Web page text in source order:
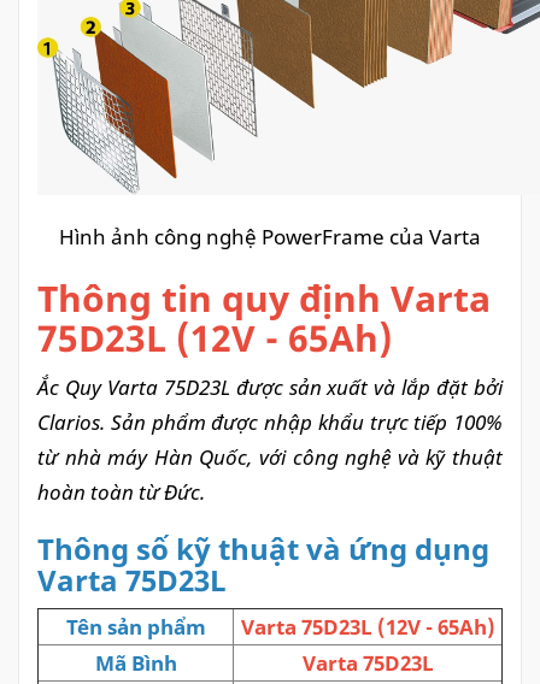
Hình ảnh công nghệ PowerFrame của Varta
Thông tin quy định Varta
75D23L (12V - 65Ah)
Ắc Quy Varta 75D23L được sản xuất và lắp đặt bởi
Clarios. Sản phẩm được nhập khẩu trực tiếp 100%
từ nhà máy Hàn Quốc, với công nghệ và kỹ thuật
hoàn toàn từ Đức.
Thông số kỹ thuật và ứng dụng
Varta 75D23L
Tên sản phẩm
Varta 75D23L (12V - 65Ah)
Mã Bình
Varta 75D23L